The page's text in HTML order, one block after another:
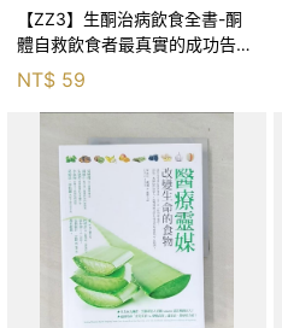
【ZZ3】生酮治病飲食全書-酮
體自救飲食者最真實的成功告白
_吉米．摩爾
NT$ 59